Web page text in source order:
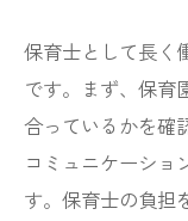
保育士として長く
です。まず、保育
合っているかを確
コミュニケーショ
す。保育士の負担